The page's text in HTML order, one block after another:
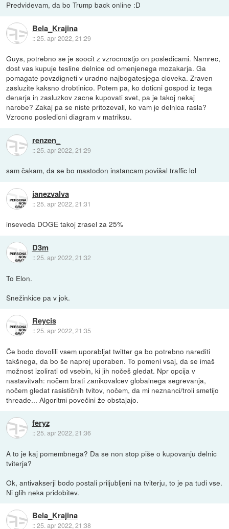
Predvidevam, da bo Trump back online :D
Bela_Krajina
::25. apr 2022, 21:29
Guys, potrebno se je soocit z vzrocnostjo on posledicami. Namrec,
dost vas kupuje tesline delnice od omenjenega mozakarja. Ga
pomagate povzdigneti v uradno najbogatesjega cloveka. Zraven
zasluzite kaksno drobtinico. Potem pa, ko doticni gospod iz tega
denarja in zasluzkov zacne kupovati svet, pa je takoj nekaj
narobe? Zakaj pa se niste pritozevali, ko vam je delnica rasla?
Vzrocno posledicni diagram v matriksu.
renzen_
::25. apr 2022, 21:29
sam čakam, da se bo mastodon instancam povišal traffic lol
janezvalva
::25. apr 2022, 21:31
inseveda DOGE takoj zrasel za 25%
D3m
::25. apr 2022, 21:32
To Elon.
Snežinkice pa v jok.
Reycis
::25. apr 2022, 21:35
Če bodo dovolili vsem uporabljat twitter ga bo potrebno narediti
takšnega, da bo še naprej uporaben. To pomeni vsaj, da se imaš
možnost izolirati od vsebin, ki jih nočeš gledat. Npr opcija v
nastavitvah: nočem brati zanikovalcev globalnega segrevanja,
nočem gledat rasističnih tvitov, nočem, da mi neznanci/troli smetijo
threade... Algoritmi povečini že obstajajo.
feryz
::25. apr 2022, 21:36
A to je kaj pomembnega? Da se non stop piše o kupovanju delnic
tviterja?
Ok, antivakserji bodo postali priljubljeni na tviterju, to je pa tudi vse.
Ni glih neka pridobitev.
Bela_Krajina
::25. apr 2022, 21:38